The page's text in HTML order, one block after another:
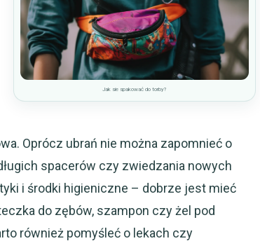
Jak sie spakować do torby?
Oprócz ubrań nie można zapomnieć o
spacerów czy zwiedzania nowych
i środki higieniczne – dobrze jest mieć
do zębów, szampon czy żel pod
również pomyśleć o lekach czy